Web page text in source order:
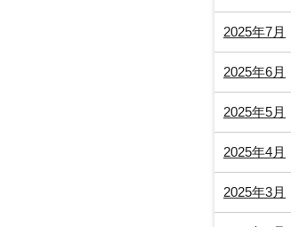
2025年7月
2025年6月
2025年5月
2025年4月
2025年3月